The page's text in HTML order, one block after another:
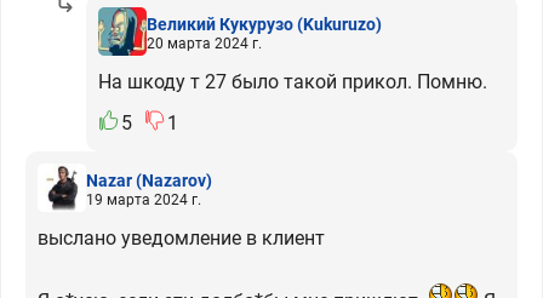
Великий Кукурузо(Kukuruzo)
20 марта 2024 г.
На шкоду т 27 было такой прикол. Помню.
5
1
Nazar(Nazarov)
19 марта 2024 г.
выслано уведомление в клиент